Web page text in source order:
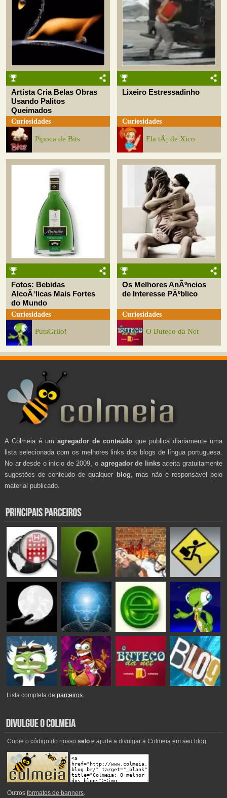
Artista Cria Belas Obras
Usando Palitos
Queimados
Curiosidades
Pipoca de Bits
Lixeiro Estressadinho
Curiosidades
Ela tÃ¡ de Xico
Fotos: Bebidas
AlcoÃ³licas Mais Fortes
do Mundo
Curiosidades
PutsGrilo!
Os Melhores AnÃºncios
de Interesse PÃºblico
Curiosidades
O Buteco da Net
A Colmeia é um agregador de conteúdo que publica diariamente uma
lista selecionada com os melhores links dos blogs de língua portuguesa.
No ar desde o início de 2009, o agregador de linksaceita gratuitamente
sugestões de conteúdo de qualquer blog , mas não é responsável pelo
material publicado.
Lista completa deparceiros.
Copie o código do nosso seloe ajude a divulgar a Colmeia em seu blog.
Outros formatos de banners.